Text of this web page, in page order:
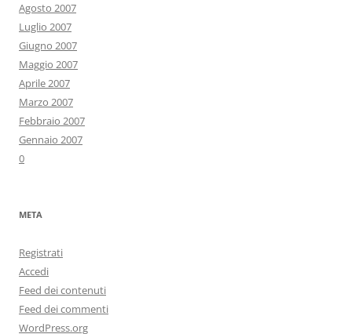
Agosto 2007
Luglio 2007
Giugno 2007
Maggio 2007
Aprile 2007
Marzo 2007
Febbraio 2007
Gennaio 2007
0
META
Registrati
Accedi
Feed dei contenuti
Feed dei commenti
WordPress.org